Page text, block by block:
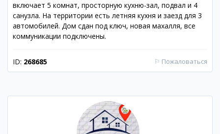
включает 5 комнат, просторную кухню-зал, подвал и 4
санузла. На территории есть летняя кухня и заезд для 3
автомобилей. Дом сдан под ключ, новая махалля, все
коммуникации подключены.
ID: 268685 ⚐ Пожаловаться